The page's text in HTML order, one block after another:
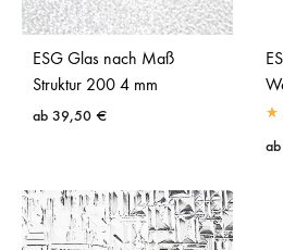
ESG Glas nach Maß
Struktur 200 4 mm
ab 39,50 €
ab